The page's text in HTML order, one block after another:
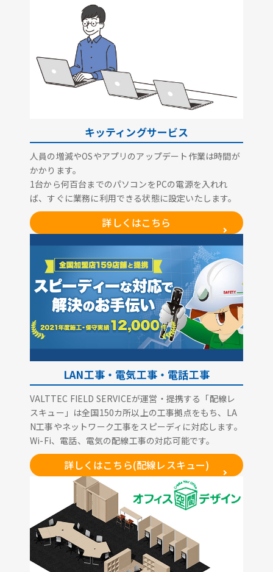
キッティングサービス
人員の増減やOSやアプリのアップデート作業は時間が
かかります。
1台から何百台までのパソコンをPCの電源を入れれ
ば、すぐに業務に利用できる状態に設定いたします。
詳しくはこちら
LAN工事・電気工事・電話工事
VALTTEC FIELD SERVICEが運営・提携する「配線レ
スキュー」は全国150カ所以上の工事拠点をもち、LA
N工事やネットワーク工事をスピーディに対応します。
Wi-Fi、電話、電気の配線工事の対応可能です。
詳しくはこちら(配線レスキュー)